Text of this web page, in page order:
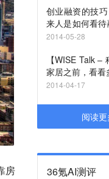
房
创业融资的技
来人是如何看待
问题 #WISE大会
2014-05-28
【WISE Talk
家居之前，看
乐传输技术想做
2014-04-17
阅读
36氪AI测评